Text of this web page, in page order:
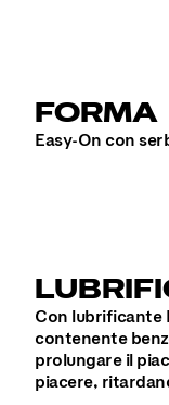
FORMA
Easy-On con
Con lubrificante
contenente
prolungare il
piacere,